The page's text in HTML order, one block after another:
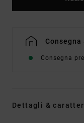
Consegna
Dettagli &